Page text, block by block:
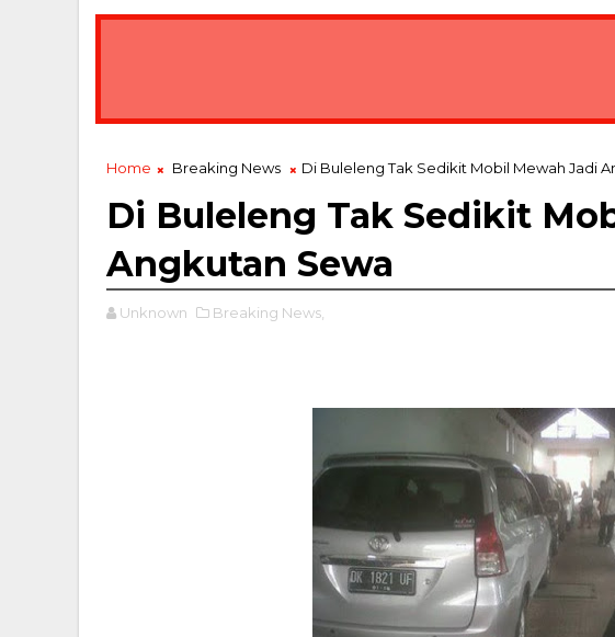
BREAKING NEWS Penerapan Teknologi Hidrokoloid Transformasikan
Home Breaking News Di Buleleng Tak Sedikit Mobil Mewah Jadi
Di Buleleng Tak Sedikit
Angkutan Sewa
Unknown Breaking News,